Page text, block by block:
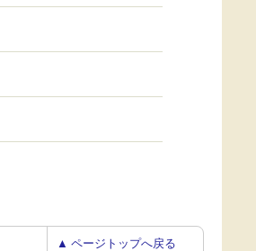
▲ ページトップへ戻る